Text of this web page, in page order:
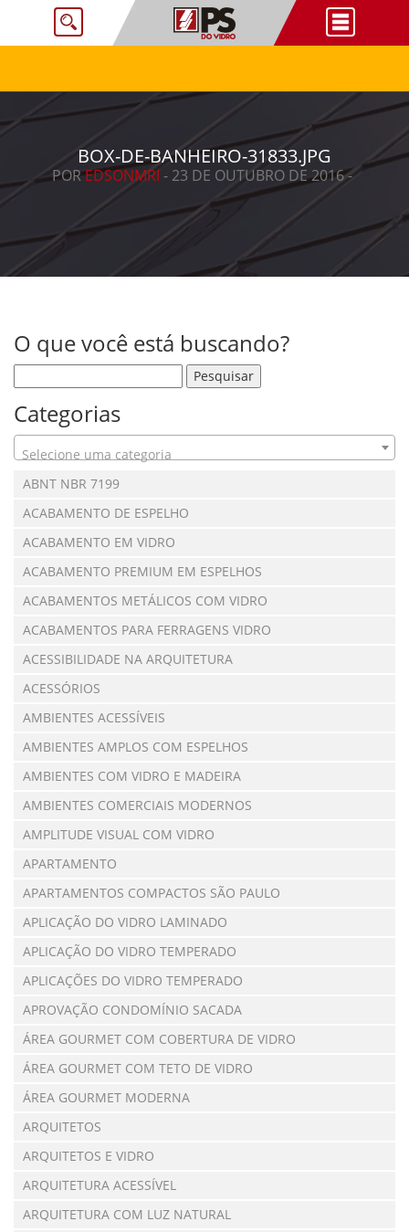
BOX-DE-BANHEIRO-31833.JPG
POREDSONMRI - 23 DE OUTUBRO DE 2016 -
O que você está buscando?
Categorias
Selecione uma categoria
ABNT NBR 7199
ACABAMENTO DE ESPELHO
ACABAMENTO EM VIDRO
ACABAMENTO PREMIUM EM ESPELHOS
ACABAMENTOS METÁLICOS COM VIDRO
ACABAMENTOS PARA FERRAGENS VIDRO
ACESSIBILIDADE NA ARQUITETURA
ACESSÓRIOS
AMBIENTES ACESSÍVEIS
AMBIENTES AMPLOS COM ESPELHOS
AMBIENTES COM VIDRO E MADEIRA
AMBIENTES COMERCIAIS MODERNOS
AMPLITUDE VISUAL COM VIDRO
APARTAMENTO
APARTAMENTOS COMPACTOS SÃO PAULO
APLICAÇÃO DO VIDRO LAMINADO
APLICAÇÃO DO VIDRO TEMPERADO
APLICAÇÕES DO VIDRO TEMPERADO
APROVAÇÃO CONDOMÍNIO SACADA
ÁREA GOURMET COM COBERTURA DE VIDRO
ÁREA GOURMET COM TETO DE VIDRO
ÁREA GOURMET MODERNA
ARQUITETOS
ARQUITETOS E VIDRO
ARQUITETURA ACESSÍVEL
ARQUITETURA COM LUZ NATURAL